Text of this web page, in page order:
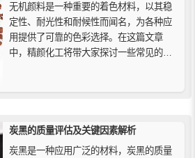
无机颜料是一种重要的着色材料，以其稳
定性、耐光性和耐候性而闻名，为各种应
用提供了可靠的色彩选择。在这篇文章
中，精颜化工将带大家探讨一些常见的无
炭黑的质量评估及关键因素解析
炭黑是一种应用广泛的材料，炭黑的质量